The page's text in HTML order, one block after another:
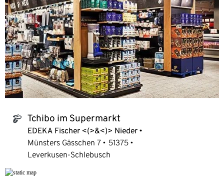
tchibo_logo Tchibo im Supermarkt
EDEKA Fischer <(>&<)> Nieder
Münsters Gässchen 7
51375
Leverkusen-Schlebusch